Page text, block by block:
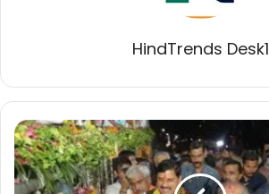
HindTrends Desk1
मुख्यमंत्री
डॉ.
मोहन
यादव